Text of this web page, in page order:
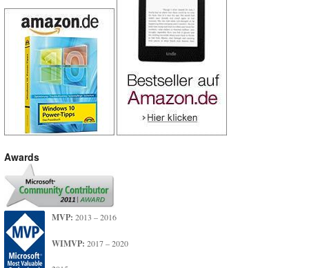
Awards
MVP: 2013 – 2016
WIMVP: 2017 – 2020